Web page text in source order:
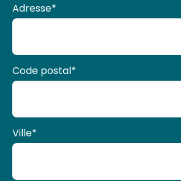
Adresse*
Code postal*
Ville*